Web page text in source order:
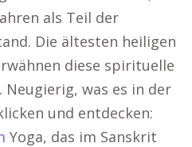
als Teil der
Die ältesten heiligen
diese spirituelle
Neugierig, was es in der
und entdecken:
Yoga, das im Sanskrit